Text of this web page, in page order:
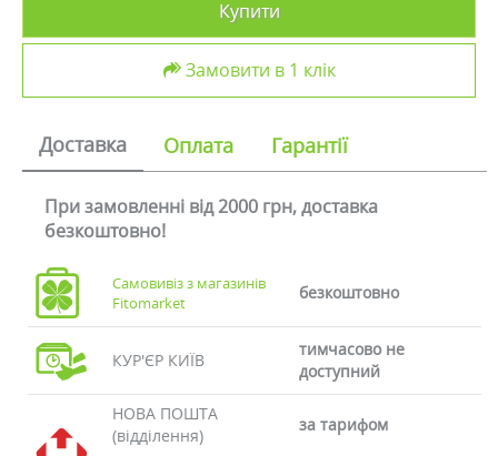
Купити
Замовити в 1 клік
Доставка Оплата Гарантії
При замовленні від 2000 грн, доставка
безкоштовно!
Самовивіз з магазинів
Fitomarket
безкоштовно
КУР'ЄР КИЇВ
тимчасово не
доступний
НОВА ПОШТА
(відділення)
за тарифом